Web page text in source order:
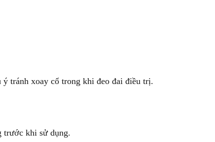
tránh xoay cổ trong khi đeo đai điều trị.
trước khi sử dụng.